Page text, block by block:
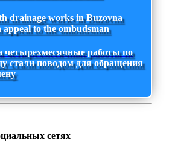
drainage works in Buzovna
to the ombudsman
четырехмесячные работы по
стали поводом для обращения
сетях